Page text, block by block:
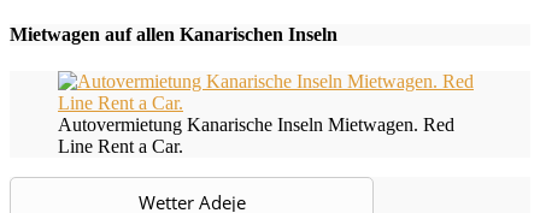
Mietwagen auf allen Kanarischen Inseln
Autovermietung Kanarische Inseln Mietwagen. Red
Line Rent a Car.
Wetter Adeje